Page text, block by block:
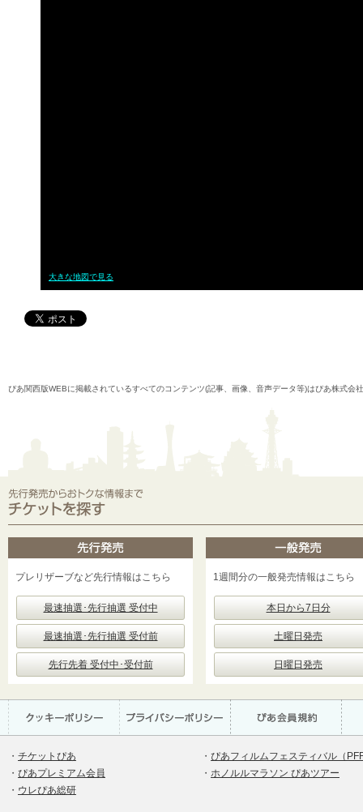
大きな地図で見る
ぴあ関西版WEBに掲載されているすべてのコンテンツ(記事、画像、音声データ等)はぴあ株式会
プレリザーブなど先行情報はこちら
最速抽選･先行抽選 受付中
最速抽選･先行抽選 受付前
先行先着 受付中･受付前
1週間分の一般発売情報はこちら
本日から7日分
土曜日発売
日曜日発売
・ チケットぴあ
・ ぴあプレミアム会員
・ ウレぴあ総研
・ ぴあフィルムフェスティバル（
・ ホノルルマラソン ぴあツアー